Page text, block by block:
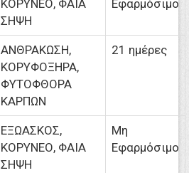
ΚΟΡΥΝΕΟ, ΦΑΙΑ
ΣΗΨΗ
Εφαρμόσιμο
ΑΝΘΡΑΚΩΣΗ,
ΚΟΡΥΦΟΞΗΡΑ,
ΦΥΤΟΦΘΟΡΑ
ΚΑΡΠΩΝ
21 ημέρες
ΕΞΩΑΣΚΟΣ,
ΚΟΡΥΝΕΟ, ΦΑΙΑ
ΣΗΨΗ
Μη
Εφαρμόσιμο